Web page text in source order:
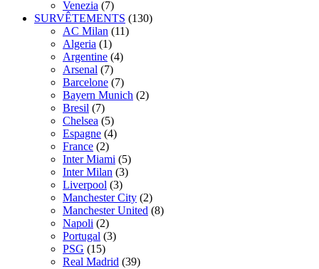
Venezia (7)
SURVÊTEMENTS (130)
AC Milan (11)
Algeria (1)
Argentine (4)
Arsenal (7)
Barcelone (7)
Bayern Munich (2)
Bresil (7)
Chelsea (5)
Espagne (4)
France (2)
Inter Miami (5)
Inter Milan (3)
Liverpool (3)
Manchester City (2)
Manchester United (8)
Napoli (2)
Portugal (3)
PSG (15)
Real Madrid (39)